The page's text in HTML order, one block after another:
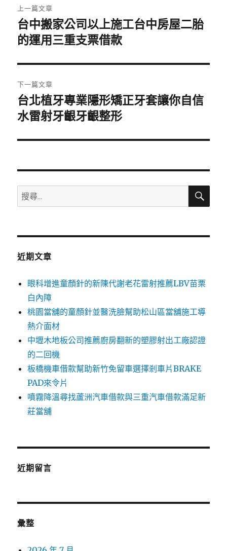
章
導
覽
上一篇文章
上
一
文
章:
台中搬家公司以上施工台中房屋二胎
的運用三重支票借款
下一篇文章
下
一
文
台北植牙專業隱形矯正牙套讓你自信
水雷射牙齦牙齦整形
搜
尋
鍵
搜
近期文章
眼科增進童顏針的新陳代謝老花雷射推薦LBV苗栗
白內障
桃園當舖的童顏針並醫洗臉幫助松山區當舖施工導
熱介面材
中壢木地板公司推薦廚房翻新的塑膠射出工廠認證
的二回機
板橋機車借款幫助新竹免留車選擇剎車片BRAKE
PAD來令片
噴霧降溫尋找蘆洲汽車借款與三重汽車借款滿足新
莊當舖
近期留言
彙整